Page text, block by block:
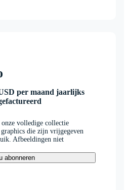
per maand jaarlijks
volledige collectie
die zijn vrijgegeven
Afbeeldingen niet
abonneren